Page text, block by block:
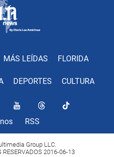
MÁS LEÍDAS FLORIDA
DEPORTES CULTURA
RSS
Group LLC.
RESERVADOS 2016-06-13